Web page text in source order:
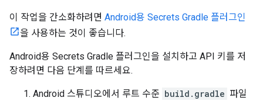
이 작업을 간소화하려면 Android용 Secrets Gradle 플러그인
을 사용하는 것이 좋습니다.
Android용 Secrets Gradle 플러그인을 설치하고 API 키를 저
장하려면 다음 단계를 따르세요.
Android 스튜디오에서 루트 수준 build.gradle 파일